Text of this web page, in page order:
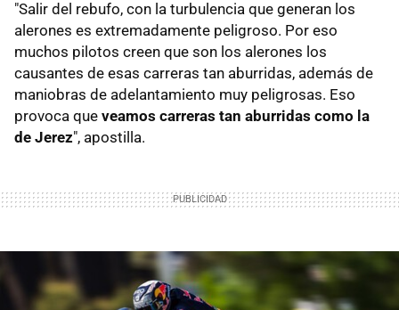
"Salir del rebufo, con la turbulencia que generan los
alerones es extremadamente peligroso. Por eso
muchos pilotos creen que son los alerones los
causantes de esas carreras tan aburridas, además de
maniobras de adelantamiento muy peligrosas. Eso
provoca que veamos carreras tan aburridas como la
de Jerez", apostilla.